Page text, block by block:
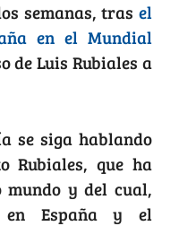
semanas, tras el
en el Mundial
de Luis Rubiales a
se siga hablando
Rubiales, que ha
mundo y del cual,
España y el